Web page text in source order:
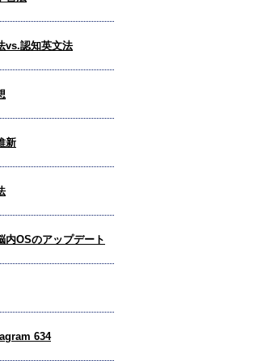
vs.認知英文法
新
内OSのアップデート
634